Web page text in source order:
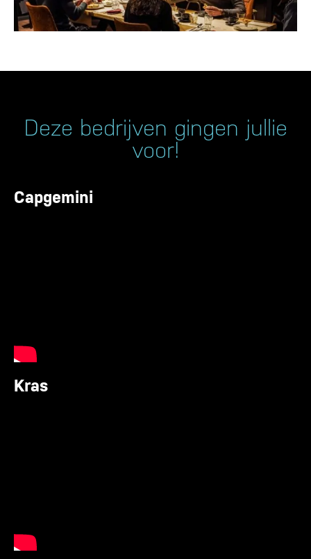
Deze bedrijven gingen jullie
voor!
Capgemini
Kras